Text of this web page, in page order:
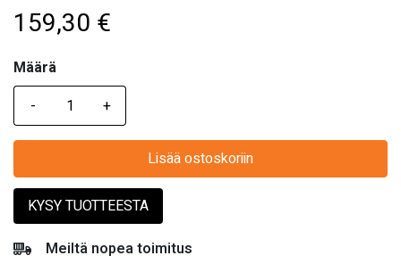
159,30 €
Määrä
Määrä
Lisää ostoskoriin
KYSY TUOTTEESTA
Meiltä nopea toimitus